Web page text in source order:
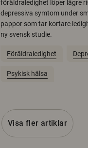
föräldraledighet löper lägre
depressiva symtom under
pappor som tar kortare
ny svensk studie.
Föräldraledighet
Psykisk hälsa
Visa fler artiklar